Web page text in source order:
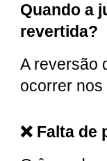
Quando a
revertida?
A reversão
ocorrer
❌ Falta de